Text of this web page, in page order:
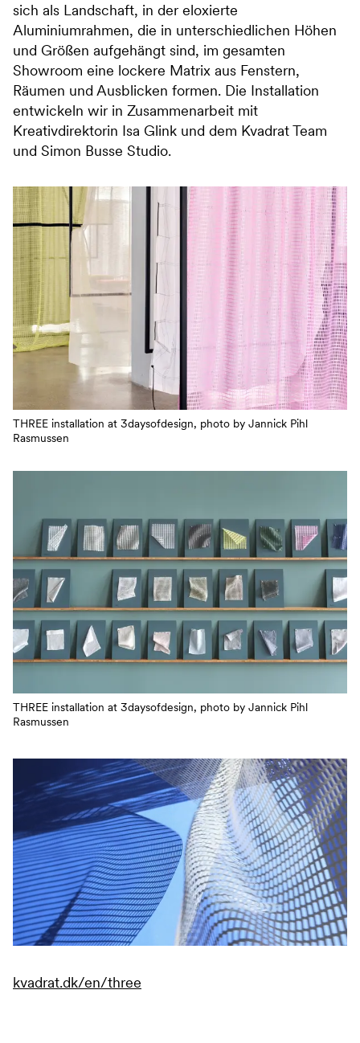
sich als Landschaft, in der eloxierte
Aluminiumrahmen, die in unterschiedlichen Höhen
und Größen aufgehängt sind, im gesamten
Showroom eine lockere Matrix aus Fenstern,
Räumen und Ausblicken formen.⁠ Die Installation
entwickeln wir in Zusammenarbeit mit
Kreativdirektorin Isa Glink und dem Kvadrat Team
und Simon Busse Studio.
THREE installation at 3daysofdesign, photo by Jannick Pihl
Rasmussen
THREE installation at 3daysofdesign, photo by Jannick Pihl
Rasmussen
kvadrat.dk/en/three